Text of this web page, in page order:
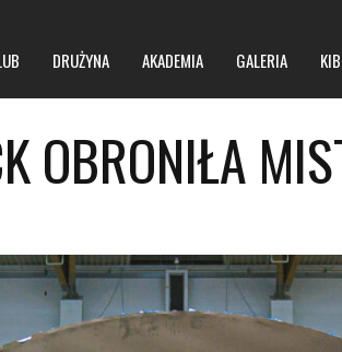
Regulamin
Regulamin
DRUŻYNA AKADEMIA GALERIA
OBRONIŁA